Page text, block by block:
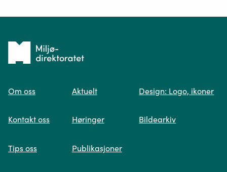
Spør oss
søk og viser deg vår mest relevante
Tilbake
forsiden
Om oss
Kontakt oss
Tips oss
Aktuelt
Høringer
Publikasjoner
Design: Logo, ikoner
Bildearkiv